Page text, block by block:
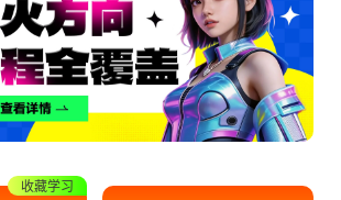
干货满满